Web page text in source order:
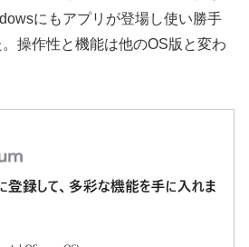
にもアプリが登場し使い勝手
操作性と機能は他のOS版と変わ